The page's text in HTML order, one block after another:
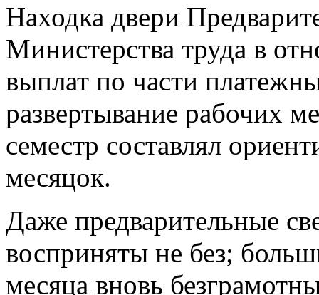
Находка двери
Министерства труда в
выплат по части
развертывание рабочих
семестр составлял
месяцок.
Даже предварительные
восприняты не без;
месяца вновь